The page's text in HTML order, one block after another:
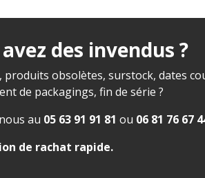
des invendus ?
produits obsolètes, surstock, dates
de packagings, fin de série ?
au 05 63 91 91 81 ou 06 81 76 67
de rachat rapide.